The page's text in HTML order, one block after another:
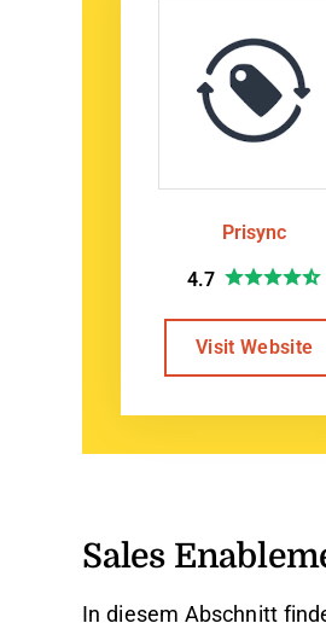
Prisync
4.7
Visit Website
Sales
In diesem Abschnitt